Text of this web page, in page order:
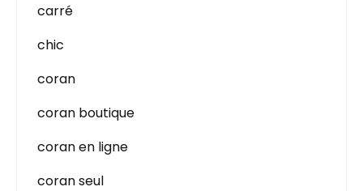
carré
chic
coran
coran boutique
coran en ligne
coran seul